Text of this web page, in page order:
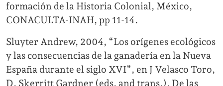
formación de la Historia Colonial, México,
CONACULTA-INAH, pp 11-14.
Sluyter Andrew, 2004, “Los orígenes ecológicos
y las consecuencias de la ganadería en la Nueva
España durante el siglo XVI”, en J Velasco Toro,
D. Skerritt Gardner (eds. and trans.), De las